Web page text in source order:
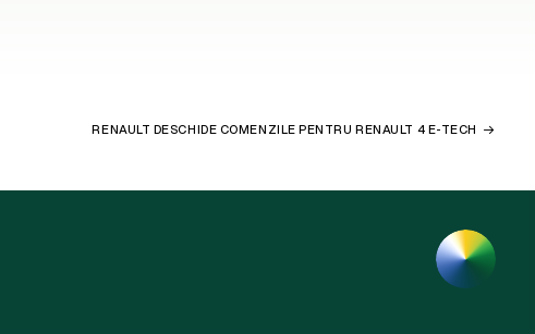
RENAULT DESCHIDE COMENZILE PENTRU RENAULT 4 E-TECH